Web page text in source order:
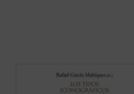
Este volumen se centra específicamente
en tres aspectos particulares de la
iconografía diabólica: la representación de